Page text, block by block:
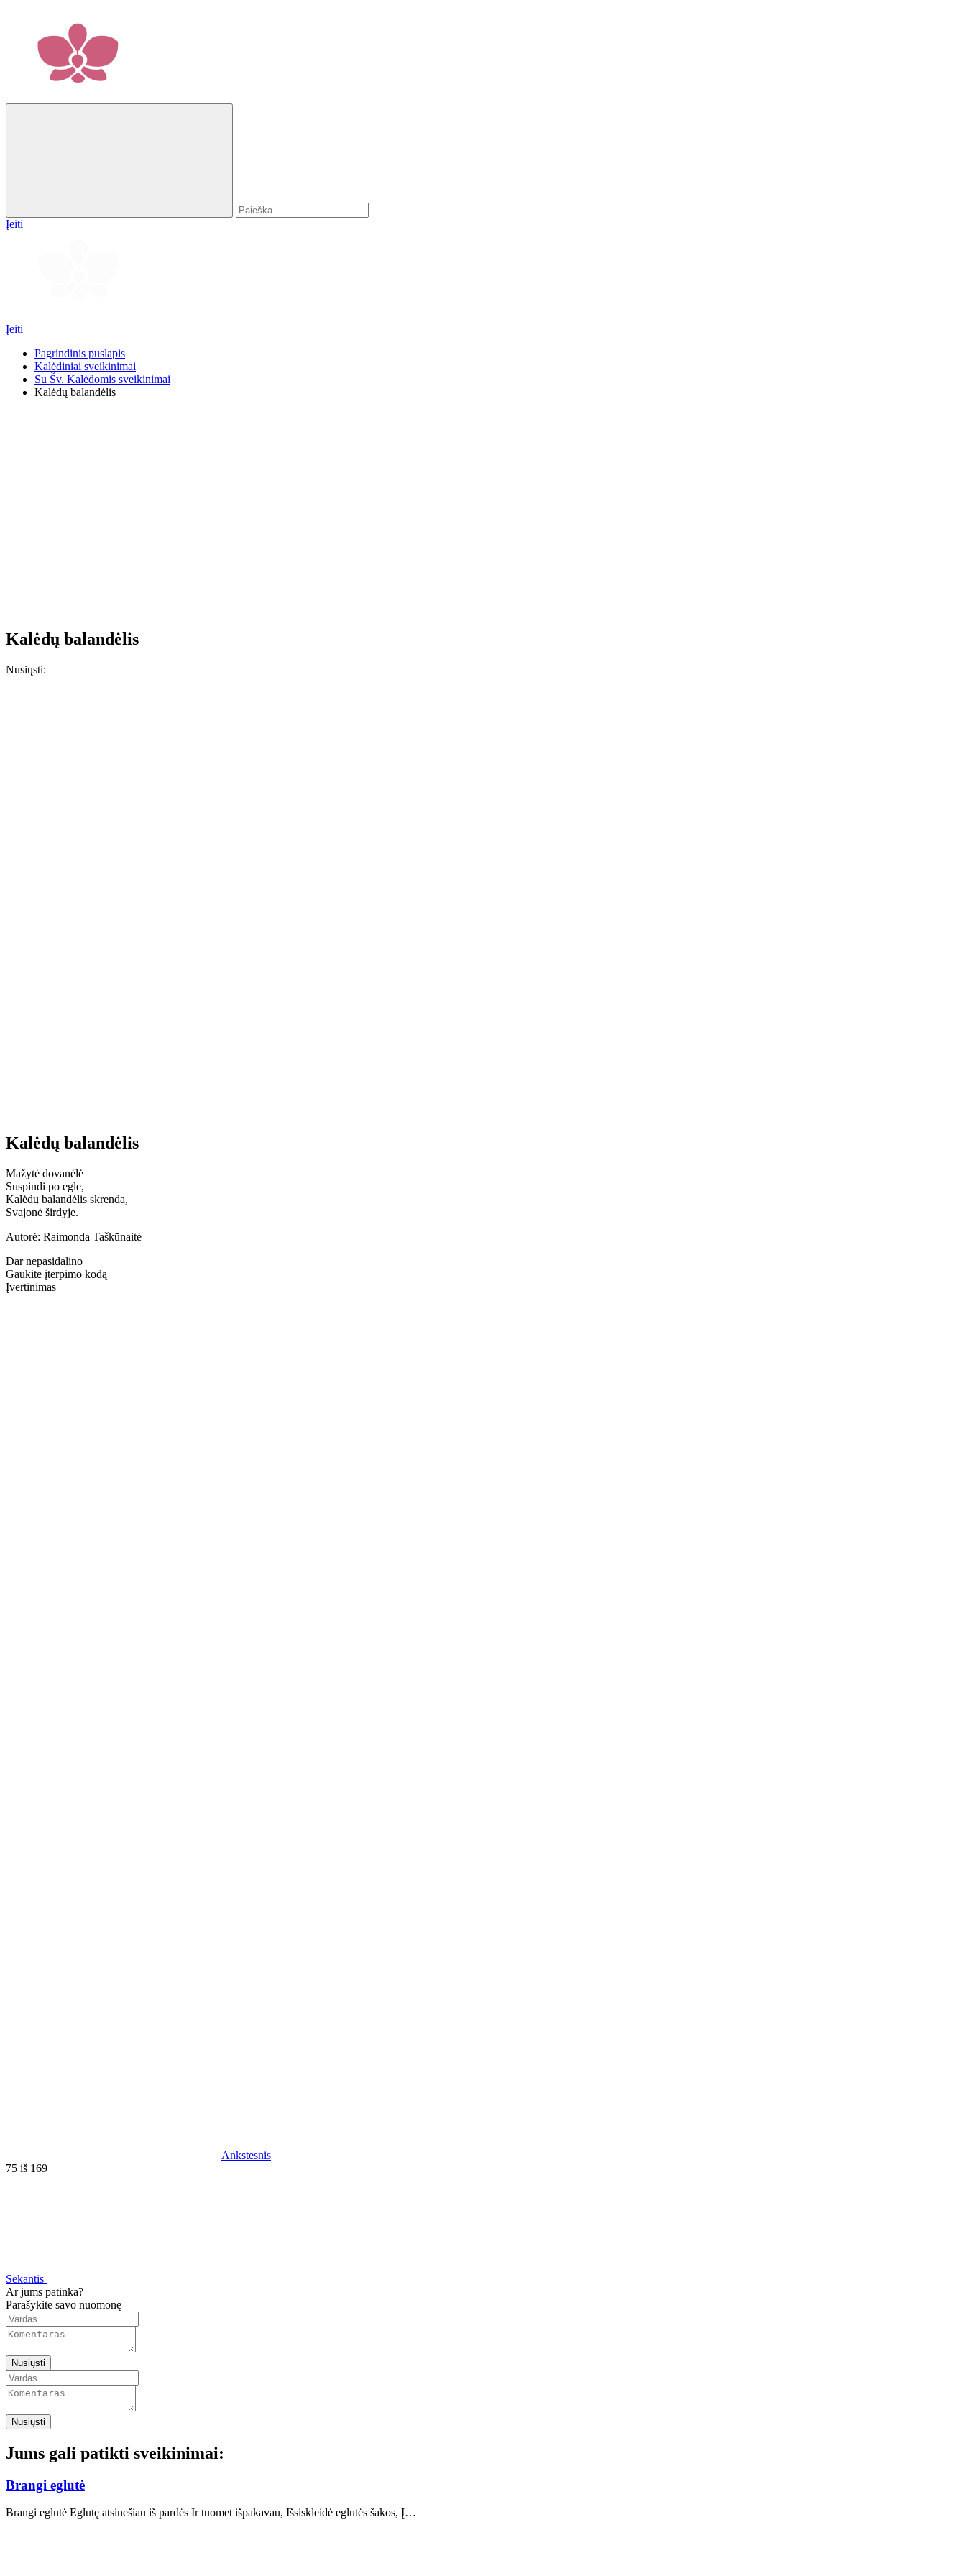
Įeiti
Įeiti
Pagrindinis puslapis
Kalėdiniai sveikinimai
Su Šv. Kalėdomis sveikinimai
Kalėdų balandėlis
Kalėdų balandėlis
Nusiųsti:
Kalėdų balandėlis
Mažytė dovanėlė
Suspindi po egle,
Kalėdų balandėlis skrenda,
Svajonė širdyje.
Autorė: Raimonda Taškūnaitė
Dar nepasidalino
Gaukite įterpimo kodą
Įvertinimas
Ankstesnis
75 iš 169
Sekantis
Ar jums patinka?
Parašykite savo nuomonę
Nusiųsti
Nusiųsti
Jums gali patikti sveikinimai:
Brangi eglutė
Brangi eglutė Eglutę atsinešiau iš pardės Ir tuomet išpakavau, Išsiskleidė eglutės šakos, Į…